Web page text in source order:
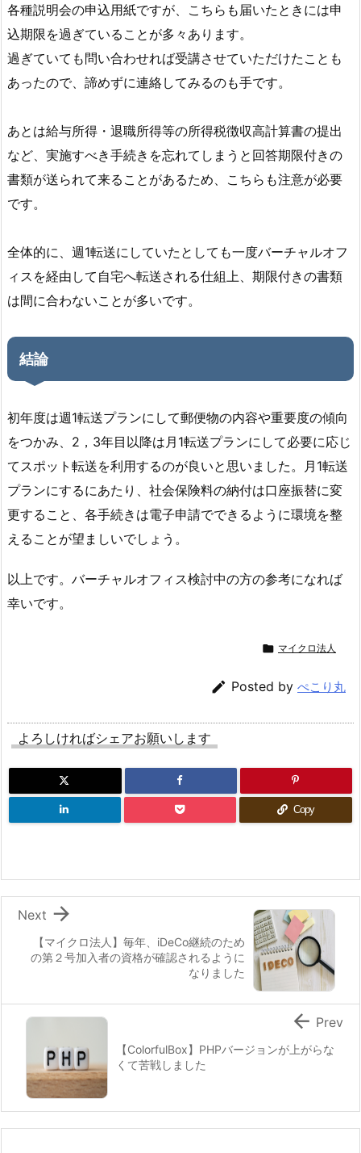
各種説明会の申込用紙ですが、こちらも届いたときには申
込期限を過ぎていることが多々あります。
過ぎていても問い合わせれば受講させていただけたことも
あったので、諦めずに連絡してみるのも手です。
あとは給与所得・退職所得等の所得税徴収高計算書の提出
など、実施すべき手続きを忘れてしまうと回答期限付きの
書類が送られて来ることがあるため、こちらも注意が必要
です。
全体的に、週1転送にしていたとしても一度バーチャルオフ
ィスを経由して自宅へ転送される仕組上、期限付きの書類
は間に合わないことが多いです。
結論
初年度は週1転送プランにして郵便物の内容や重要度の傾向
をつかみ、2，3年目以降は月1転送プランにして必要に応じ
てスポット転送を利用するのが良いと思いました。月1転送
プランにするにあたり、社会保険料の納付は口座振替に変
更すること、各手続きは電子申請でできるように環境を整
えることが望ましいでしょう。
以上です。バーチャルオフィス検討中の方の参考になれば
幸いです。
 マイクロ法人
 Posted by ぺこり丸
よろしければシェアお願いします
Copy
【マイクロ法人】毎年、iDeCo継続のため
の第２号加入者の資格が確認されるように
なりました

Next
【ColorfulBox】PHPバージョンが上がらな
くて苦戦しました
 Prev